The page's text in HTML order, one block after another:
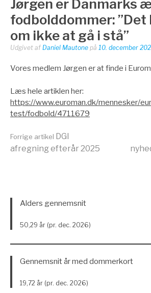
Jørgen er Danmarks
fodbolddommer: ”Det
om ikke at gå i stå”
Udgivet af Daniel Mautone på 10. december
Vores medlem Jørgen er at finde i
Læs hele artiklen her:
https://www.euroman.dk/mennesker/
test/fodbold/4711679
Læs
Forrige artikel DGI
afregning efterår 2025
Alders gennemsnit
50,29 år (pr. dec. 2026)
Gennemsnit år med dommerkort
19,72 år (pr. dec. 2026)